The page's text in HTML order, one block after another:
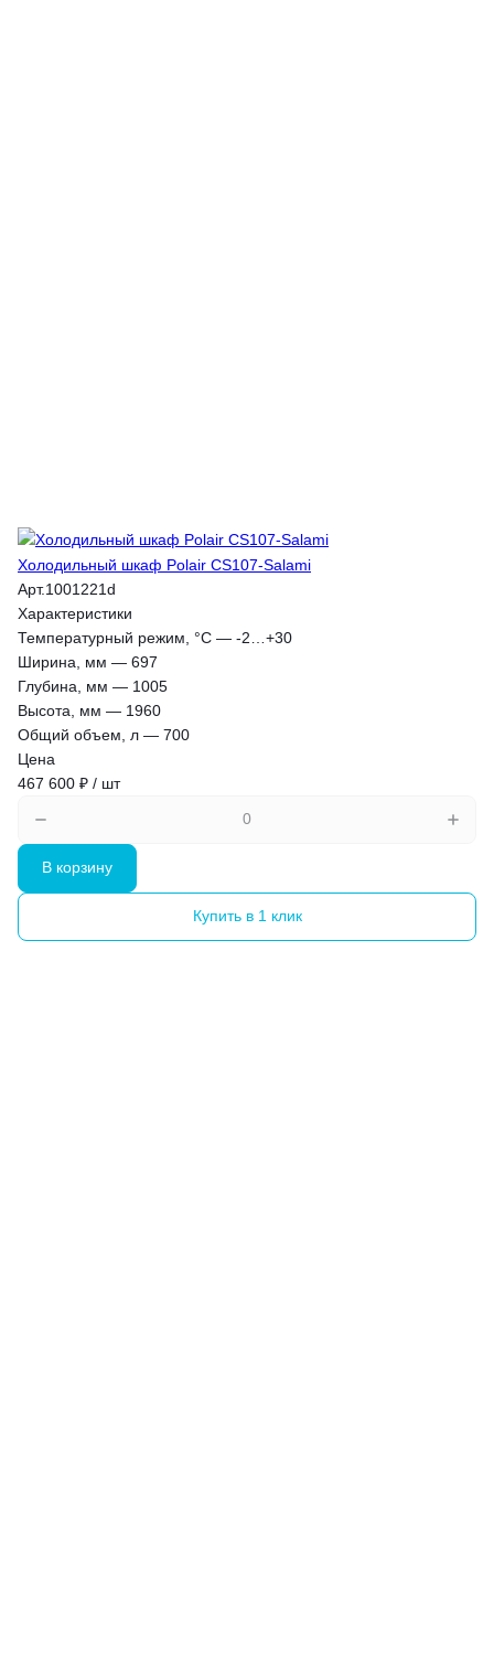
Холодильный шкаф Polair CS107-Salami
Арт.1001221d
Характеристики
Температурный режим, °С — -2…+30
Ширина, мм — 697
Глубина, мм — 1005
Высота, мм — 1960
Общий объем, л — 700
Цена
467 600 ₽ / шт
В корзину
Купить в 1 клик